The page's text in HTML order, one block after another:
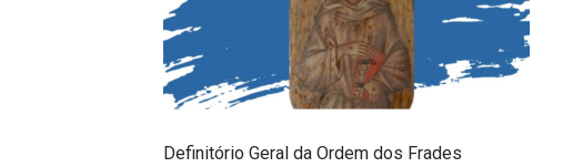
Definitório Geral da Ordem dos Frades